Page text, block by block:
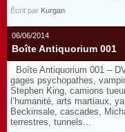
Écrit par Kurgan
06/06/2014
Boîte Antiquorium 001
Boîte Antiquorium 001 –
gages psychopathes,
Stephen King, camions
l’humanité, arts martiaux,
Beckinsale, cascades,
terrestres, tunnels...